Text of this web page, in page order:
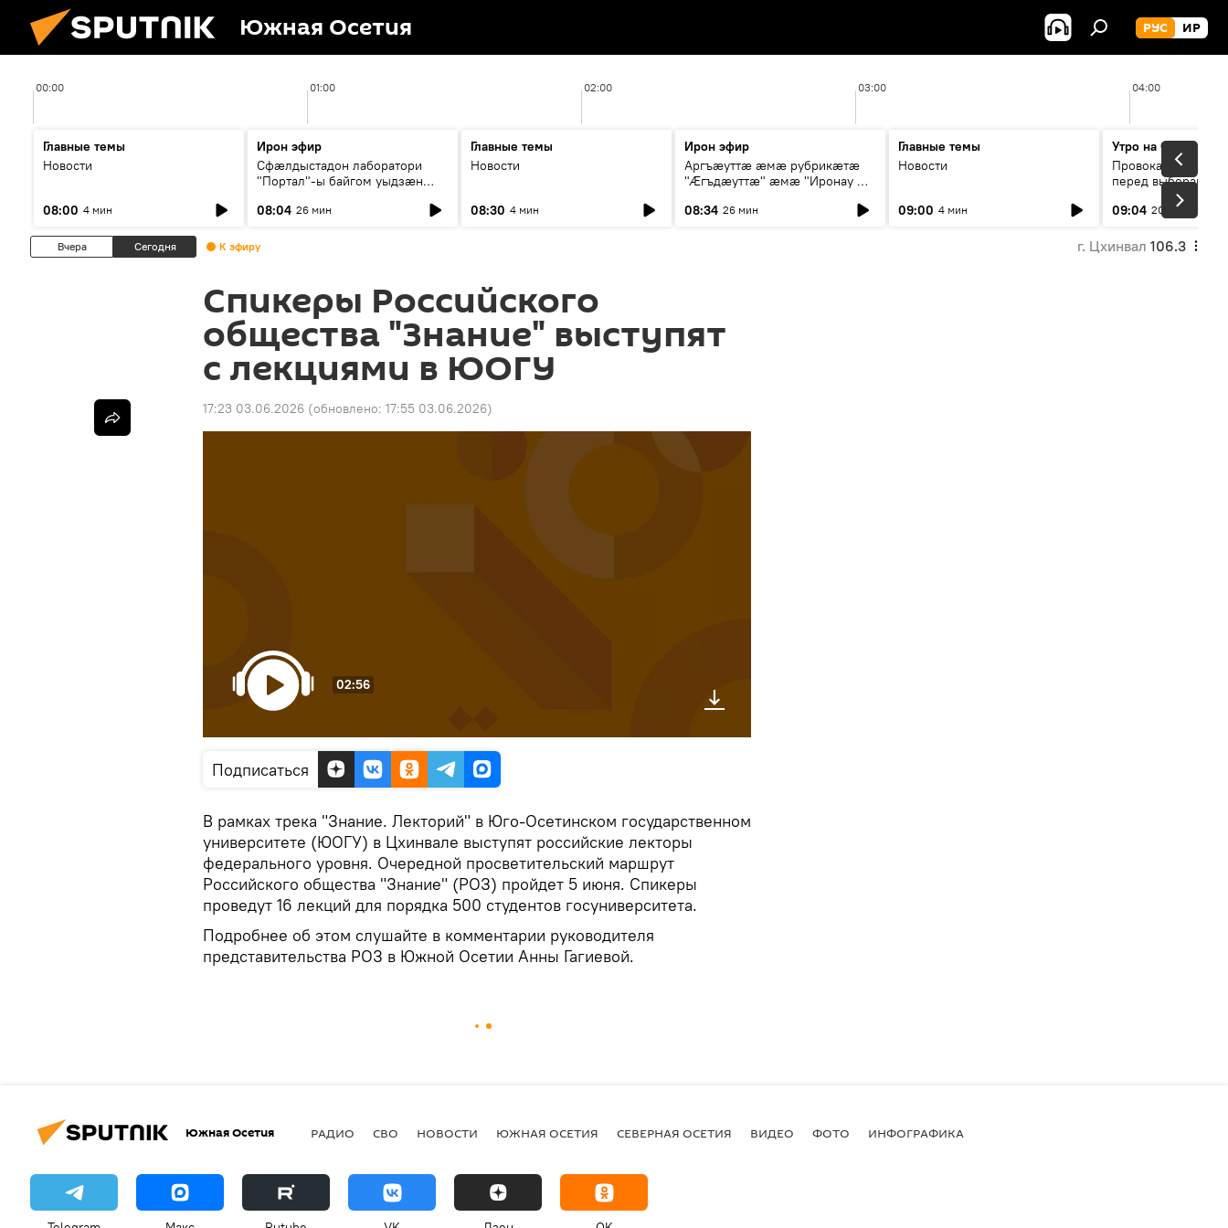
Южная Осетия РУС ИР
00:00 01:00 02:00 03:00 04:00
Главные темы
Новости
08:00 4 мин
Ирон эфир
Сфæлдыстадон лаборатори
"Портал"-ы байгом уыдзæн
Æхсары куыстыты равдыст
08:04 26 мин
Главные темы
Новости
08:30 4 мин
Ирон эфир
Аргъæуттæ æмæ рубрикæтæ
"Æгъдæуттæ" æмæ "Иронау æй
08:34 26 мин
Главные темы
Новости
09:00 4 мин
Утро на Спутнике
Провокации со
перед выборами в
09:04 20 мин
Вчера Сегодня К эфиру г. Цхинвал 106.3
Спикеры Российского
общества "Знание" выступят
с лекциями в ЮОГУ
17:23 03.06.2026 (обновлено: 17:55 03.06.2026)
02:56
Подписаться
В рамках трека "Знание. Лекторий" в Юго-Осетинском государственном
университете (ЮОГУ) в Цхинвале выступят российские лекторы
федерального уровня. Очередной просветительский маршрут
Российского общества "Знание" (РОЗ) пройдет 5 июня. Спикеры
проведут 16 лекций для порядка 500 студентов госуниверситета.
Подробнее об этом слушайте в комментарии руководителя
представительства РОЗ в Южной Осетии Анны Гагиевой.
Южная Осетия РАДИО СВО НОВОСТИ ЮЖНАЯ ОСЕТИЯ СЕВЕРНАЯ ОСЕТИЯ ВИДЕО ФОТО ИНФОГРАФИКА